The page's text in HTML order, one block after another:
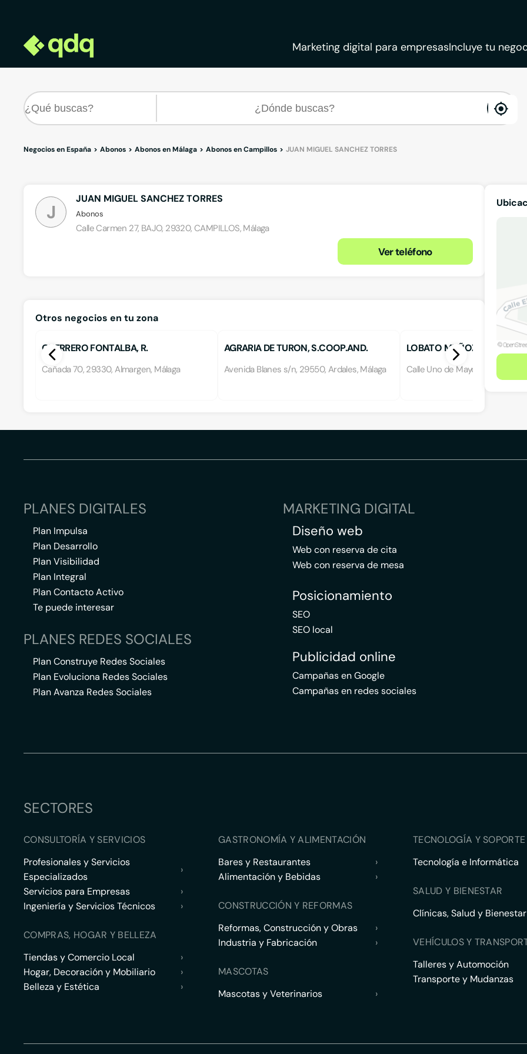
Marketing digital para empresasIncluye tu
Negocios en España Abonos Abonos en Málaga Abonos en Campillos JUAN MIGUEL SANCHEZ TORRES
J
JUAN MIGUEL SANCHEZ TORRES
Abonos
Calle Carmen 27, BAJO, 29320, CAMPILLOS, Málaga
Ver teléfono
Otros negocios en tu zona
GUERRERO FONTALBA, R.
Cañada 70, 29330, Almargen, Málaga
AGRARIA DE TURON, S.COOP.AND.
Avenida Blanes s/n, 29550, Ardales, Málaga
LOBATO MUÑOZ, L.
Calle Uno de Mayo 1, 41566,
PLANES DIGITALES
Plan Impulsa
Plan Desarrollo
Plan Visibilidad
Plan Integral
Plan Contacto Activo
Te puede interesar
PLANES REDES SOCIALES
Plan Construye Redes Sociales
Plan Evoluciona Redes Sociales
Plan Avanza Redes Sociales
MARKETING DIGITAL
Diseño web
Web con reserva de cita
Web con reserva de mesa
Posicionamiento
SEO
SEO local
Publicidad online
Campañas en Google
Campañas en redes sociales
SECTORES
CONSULTORÍA Y SERVICIOS
Profesionales y Servicios
Especializados
›
Servicios para Empresas
›
Ingeniería y Servicios Técnicos
›
COMPRAS, HOGAR Y BELLEZA
Tiendas y Comercio Local
›
Hogar, Decoración y Mobiliario
›
Belleza y Estética
›
GASTRONOMÍA Y ALIMENTACIÓN
Bares y Restaurantes
›
Alimentación y Bebidas
›
CONSTRUCCIÓN Y REFORMAS
Reformas, Construcción y Obras
›
Industria y Fabricación
›
MASCOTAS
Mascotas y Veterinarios
›
TECNOLOGÍA Y
Tecnología e Informática
SALUD Y BIENESTAR
Clínicas, Salud y Bienestar
VEHÍCULOS Y
Talleres y Automoción
Transporte y Mudanzas